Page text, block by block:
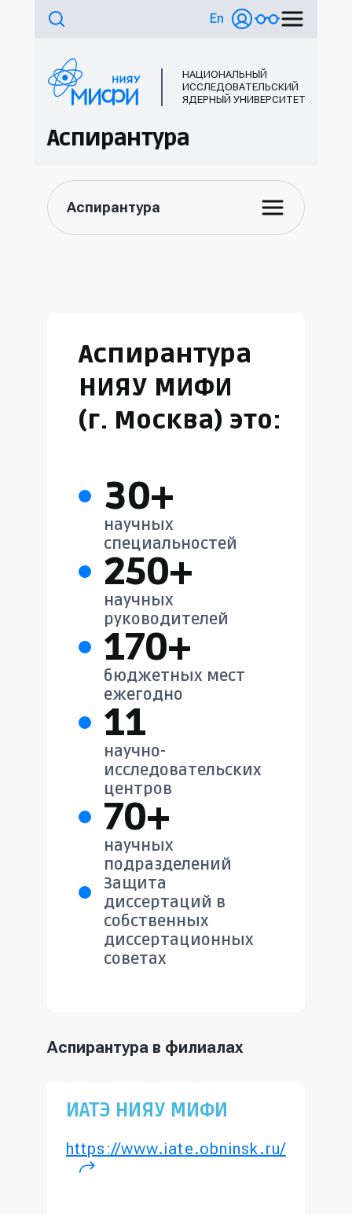
En
НАЦИОНАЛЬНЫЙ
ИССЛЕДОВАТЕЛЬСКИЙ
ЯДЕРНЫЙ УНИВЕРСИТЕТ
Аспирантура
Аспирантура
НИЯУ МИФИ
(г. Москва) это:
30+
научных
специальностей
250+
научных
руководителей
170+
бюджетных мест
ежегодно
11
научно-
исследовательских
центров
70+
научных
подразделений
Защита
диссертаций в
собственных
диссертационных
советах
Аспирантура в филиалах
ИАТЭ НИЯУ МИФИ
https://www.iate.obninsk.ru/
(внешняя ссылка)
Аспирантура